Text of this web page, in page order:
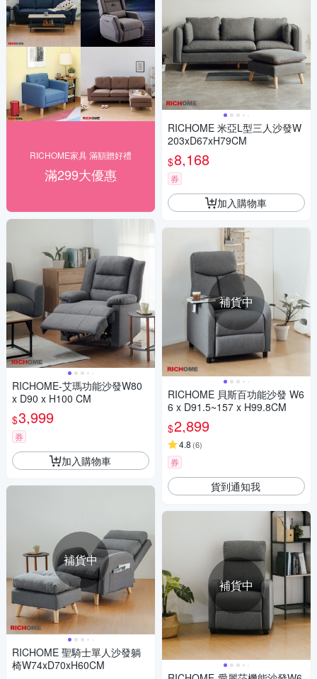
RICHOME家具 滿額贈好禮
滿299大優惠
RICHOME-艾瑪功能沙發W80
x D90 x H100 CM
$3,999
券
加入購物車
補貨中
RICHOME 聖騎士單人沙發躺
椅W74xD70xH60CM
RICHOME 米亞L型三人沙發W
203xD67xH79CM
$8,168
券
加入購物車
補貨中
RICHOME 貝斯百功能沙發 W6
6 x D91.5~157 x H99.8CM
$2,899
4.8 (6)
券
貨到通知我
補貨中